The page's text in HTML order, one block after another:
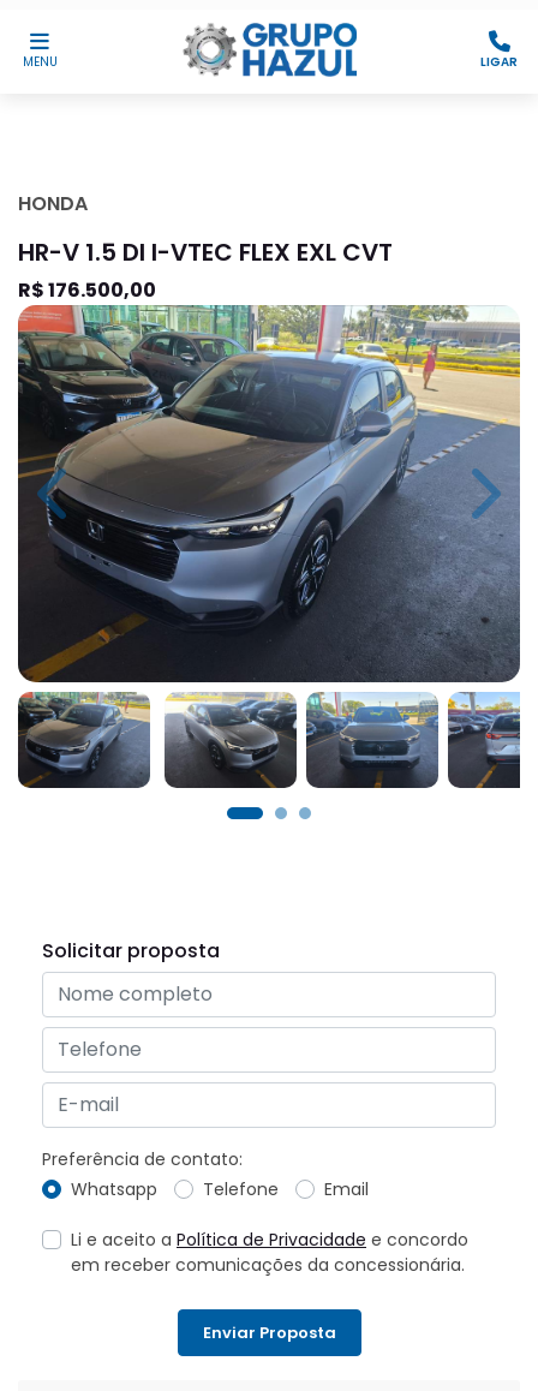
MENU LIGAR
HONDA
HR-V 1.5 DI I-VTEC FLEX EXL CVT
R$ 176.500,00
Previous Next
Solicitar proposta
Preferência de contato:
Whatsapp
Telefone Email
Li e aceito a Política de Privacidade e concordo
em receber comunicações da concessionária.
Enviar Proposta